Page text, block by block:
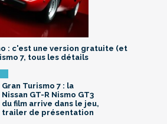
: c'est une version gratuite (et
7, tous les détails
Gran Turismo 7 : la
Nissan GT-R Nismo GT3
du film arrive dans le jeu,
trailer de présentation